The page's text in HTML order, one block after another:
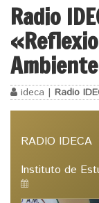
Radio
ideca | Radio
RADIO IDECA
Instituto de